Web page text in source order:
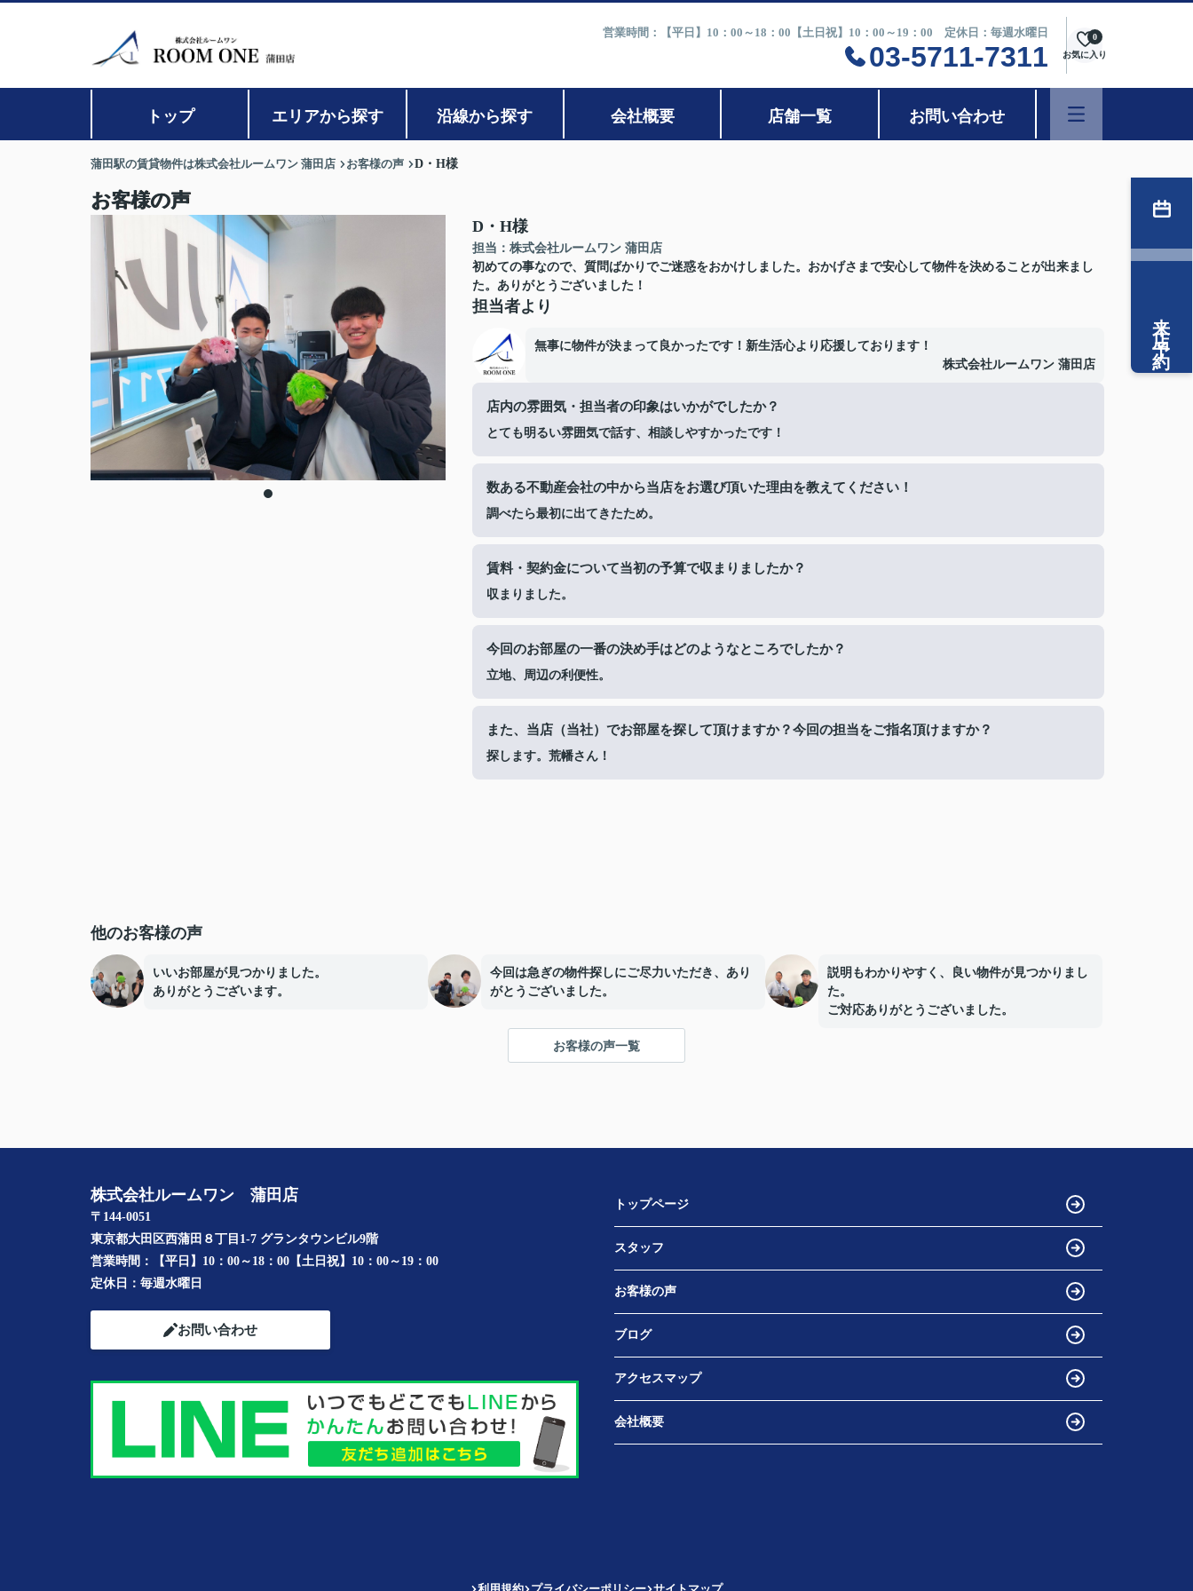
営業時間：【平日】10：00～18：00【土日祝】10：00～19：00 定休日：毎週水曜日
03-5711-7311 お気に入り
0
トップ エリアから探す 沿線から探す 会社概要 店舗一覧 お問い合わせ
蒲田駅の賃貸物件は株式会社ルームワン 蒲田店 お客様の声 D・H様
お客様の声
D・H様
担当：株式会社ルームワン 蒲田店
初めての事なので、質問ばかりでご迷惑をおかけしました。おかげさまで安心して物件を決めることが出来まし
た。ありがとうございました！
担当者より
無事に物件が決まって良かったです！新生活心より応援しております！
株式会社ルームワン 蒲田店
店内の雰囲気・担当者の印象はいかがでしたか？
とても明るい雰囲気で話す、相談しやすかったです！
数ある不動産会社の中から当店をお選び頂いた理由を教えてください！
調べたら最初に出てきたため。
賃料・契約金について当初の予算で収まりましたか？
収まりました。
今回のお部屋の一番の決め手はどのようなところでしたか？
立地、周辺の利便性。
また、当店（当社）でお部屋を探して頂けますか？今回の担当をご指名頂けますか？
探します。荒幡さん！
他のお客様の声
いいお部屋が見つかりました。
ありがとうございます。
今回は急ぎの物件探しにご尽力いただき、あり
がとうございました。
説明もわかりやすく、良い物件が見つかりまし
た。
ご対応ありがとうございました。
お客様の声一覧
来店予約
株式会社ルームワン 蒲田店
〒144-0051
東京都大田区西蒲田８丁目1-7 グランタウンビル9階
営業時間：
【平日】10：00～18：00【土日祝】10：00～19：00
定休日： 毎週水曜日
お問い合わせ
トップページ
スタッフ
お客様の声
ブログ
アクセスマップ
会社概要